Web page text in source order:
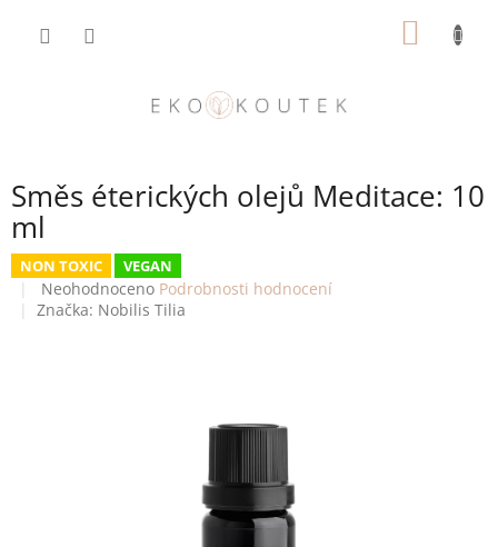
Směs éterických olejů Meditace: 10
ml
NON TOXIC VEGAN
Průměrné
hodnocení
Neohodnoceno Podrobnosti hodnocení
Značka: Nobilis Tilia